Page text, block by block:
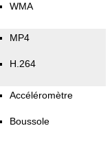
WMA
MP4
H.264
Accéléromètre
Boussole